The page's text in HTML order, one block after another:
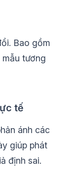
Bao gồm
tương
tế
ánh các
giúp phát
định sai.